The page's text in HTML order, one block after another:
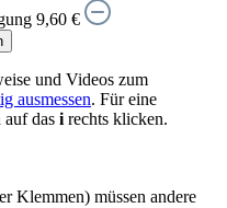
9,60 €
und Videos zum
ausmessen. Für eine
auf das i rechts klicken.
Klemmen) müssen andere